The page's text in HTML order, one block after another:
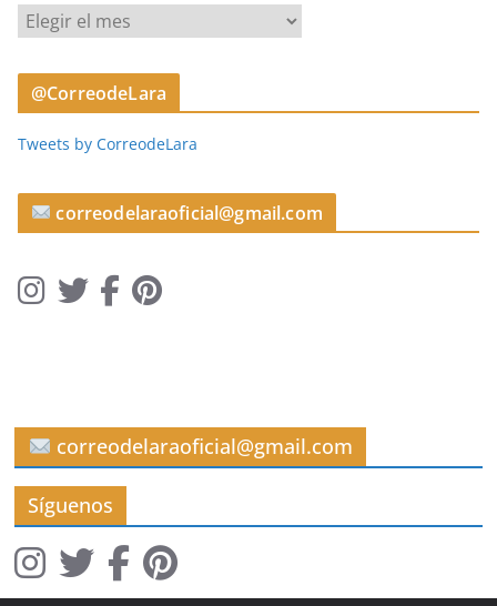
r
t
u
s
@CorreodeLara
Tweets by CorreodeLara
correodelaraoficial@gmail.com
correodelaraoficial@gmail.com
Síguenos